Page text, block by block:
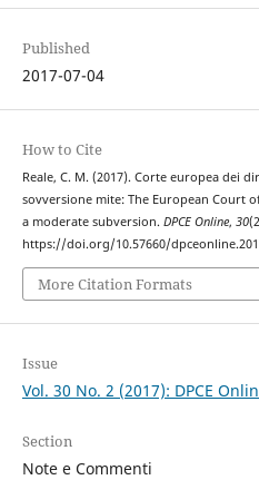
Published
2017-07-04
How to Cite
Reale, C. M. (2017). Corte europea dei
sovversione mite: The European Court
a moderate subversion. DPCE Online, 30
https://doi.org/10.57660/
More Citation Formats
Issue
Vol. 30 No. 2 (2017): DPCE
Section
Note e Commenti